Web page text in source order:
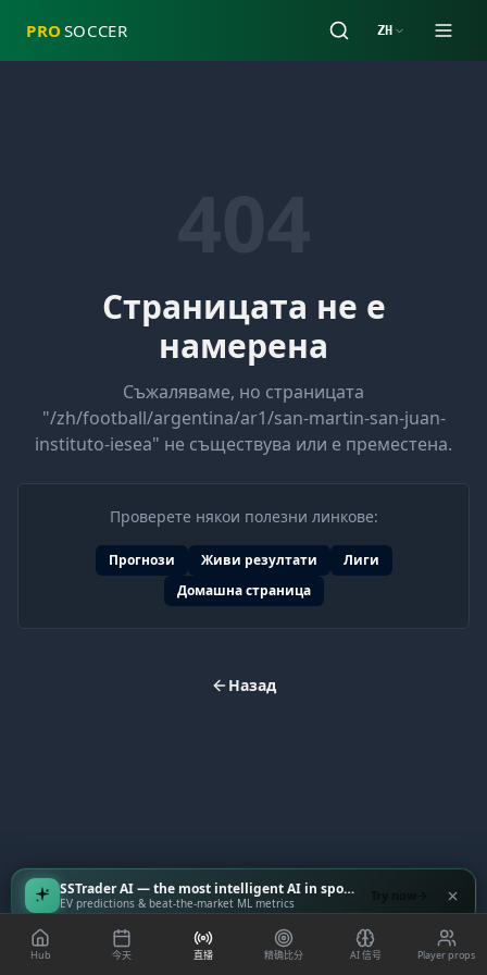
PRO SOCCER ZH
Страницата не е
намерена
Съжаляваме, но страницата
"/zh/football/argentina/ar1/san-martin-san-juan-
instituto-iesea" не съществува или е преместена.
Проверете някои полезни линкове:
Прогнози Живи резултати
Лиги
Домашна страница
Назад
Hub 今天 直播 精确比分 AI 信号 Player props
SSTrader AI — the most intelligent AI in sports
EV predictions & beat-the-market ML metrics